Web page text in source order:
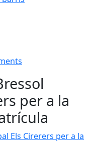
per a la
Els Cirerers per a la